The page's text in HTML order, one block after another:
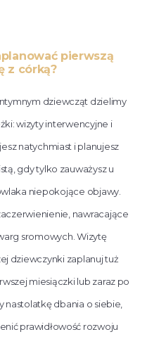
pierwszą
z córką?
dziewcząt dzielimy
wizyty interwencyjne i
natychmiast i planujesz
gdy tylko zauważysz u
niepokojące objawy.
nawracające
sromowych. Wizytę
dziewczynki zaplanuj tuż
miesiączki lub zaraz po
nastolatkę dbania o siebie,
prawidłowość rozwoju